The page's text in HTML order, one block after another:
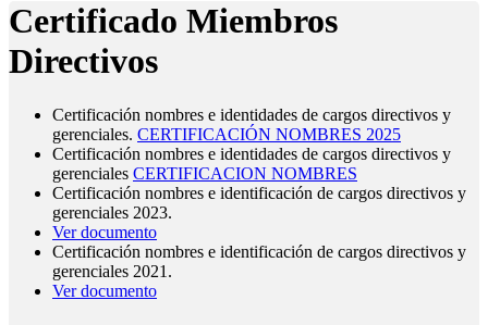
Certificado Miembros
Directivos
Certificación nombres e identidades de cargos directivos y
gerenciales. CERTIFICACIÓN NOMBRES 2025
Certificación nombres e identidades de cargos directivos y
gerenciales CERTIFICACION NOMBRES
Certificación nombres e identificación de cargos directivos y
gerenciales 2023.
Ver documento
Certificación nombres e identificación de cargos directivos y
gerenciales 2021.
Ver documento